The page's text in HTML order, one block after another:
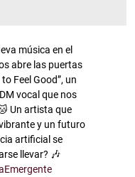
música en el
abre las puertas
Feel Good”, un
vocal que nos
Un artista que
y un futuro
artificial se
llevar? 🎶